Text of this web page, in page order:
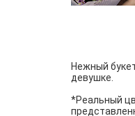
Нежный
девушке.
*Реальный